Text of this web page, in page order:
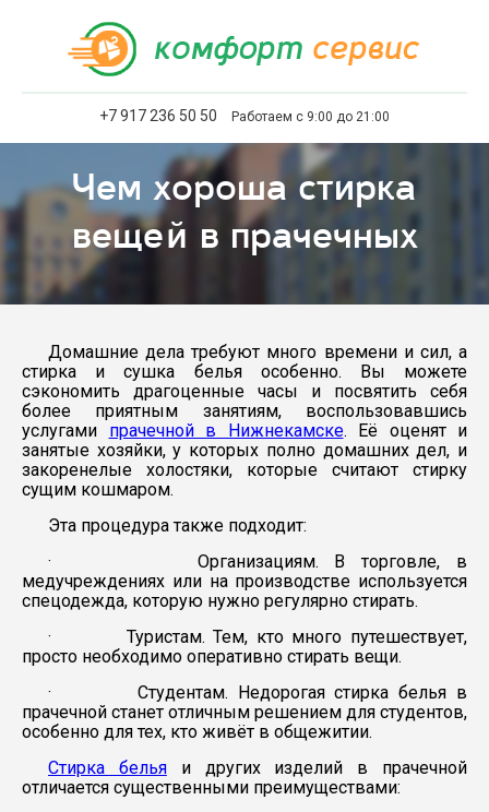
+7 917 236 50 50 Работаем с 9:00 до 21:00
Чем хороша стирка
вещей в прачечных
Домашние дела требуют много времени и сил, а
стирка и сушка белья особенно. Вы можете
сэкономить драгоценные часы и посвятить себя
более приятным занятиям, воспользовавшись
услугами прачечной в Нижнекамске. Её оценят и
занятые хозяйки, у которых полно домашних дел, и
закоренелые холостяки, которые считают стирку
сущим кошмаром.
Эта процедура также подходит:
· Организациям. В торговле, в
медучреждениях или на производстве используется
спецодежда, которую нужно регулярно стирать.
· Туристам. Тем, кто много путешествует,
просто необходимо оперативно стирать вещи.
· Студентам. Недорогая стирка белья в
прачечной станет отличным решением для студентов,
особенно для тех, кто живёт в общежитии.
Стирка бельяи других изделий в прачечной
отличается существенными преимуществами: